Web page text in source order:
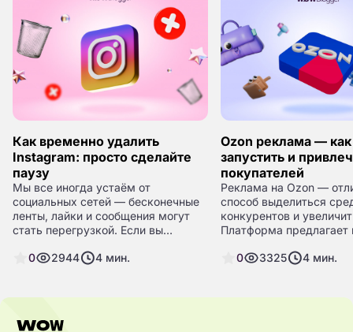
Как временно удалить
Instagram: просто сделайте
паузу
Мы все иногда устаём от
социальных сетей — бесконечные
ленты, лайки и сообщения могут
стать перегрузкой. Если вы
но не хотите терять свои фото,
временная деактивация аккаунта.
0 2944 4 мин.
Ozon реклама — как
запустить и
покупателей
Реклама на Ozon —
способ выделиться
конкурентов и
Платформа предлагает
которые помогут
тексте разберём
0 3325 4 мин.